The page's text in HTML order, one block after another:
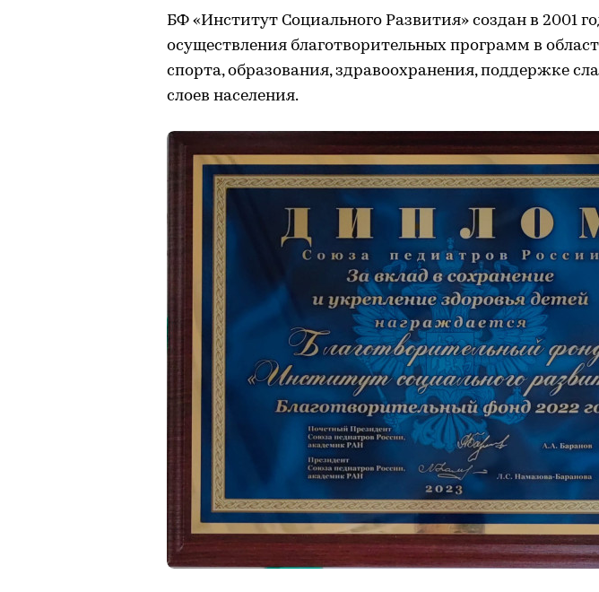
БФ «Институт Социального Развития» создан в 2001
осуществления благотворительных программ в
спорта, образования, здравоохранения, поддержке
слоев населения.